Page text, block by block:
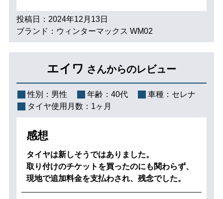
投稿日：2024年12月13日
ブランド：ウィンターマックス WM02
エイワ さんからのレビュー
性別： 男性 年齢： 40代 車種： セレナ
タイヤ使用月数： 1ヶ月
感想
タイヤは新しそうではありました。
取り付けのチケットを買ったのにも関わらず、
現地で追加料金を支払わされ、残念でした。